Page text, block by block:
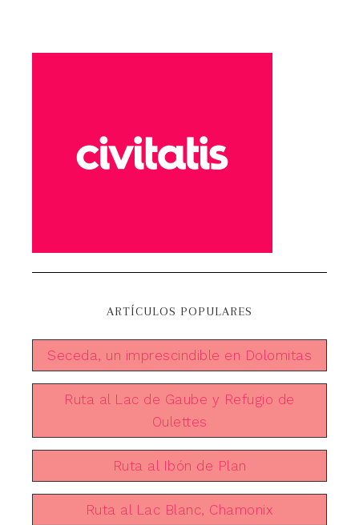
ARTÍCULOS POPULARES
Seceda, un imprescindible en Dolomitas
Ruta al Lac de Gaube y Refugio de
Oulettes
Ruta al Ibón de Plan
Ruta al Lac Blanc, Chamonix